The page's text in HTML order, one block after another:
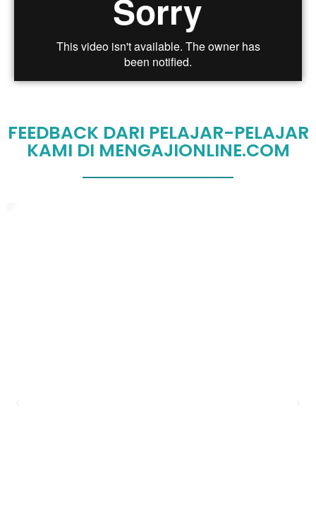
FEEDBACK DARI PELAJAR-PELAJAR
KAMI DI MENGAJIONLINE.COM